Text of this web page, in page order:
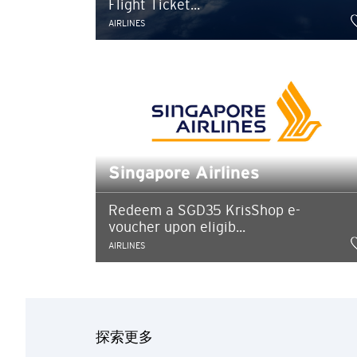
Flight Ticket...
AIRLINES
Singapore Airlines
Redeem a SGD35 KrisShop e-
voucher upon eligib...
AIRLINES
探索更多
选择语言